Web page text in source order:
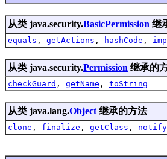
从类 java.security.BasicPermission 继
equals , getActions , hashCode ,
从类 java.security.Permission 继承的
checkGuard , getName , toString
从类 java.lang.Object 继承的方法
clone , finalize , getClass , notify